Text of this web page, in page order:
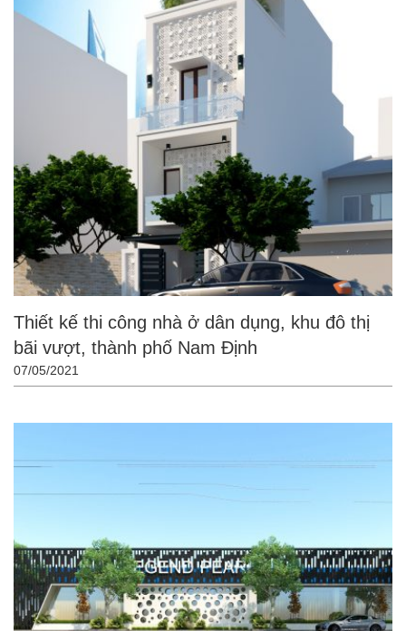
Thiết kế thi công nhà ở dân dụng, khu đô thị
bãi vượt, thành phố Nam Định
07/05/2021